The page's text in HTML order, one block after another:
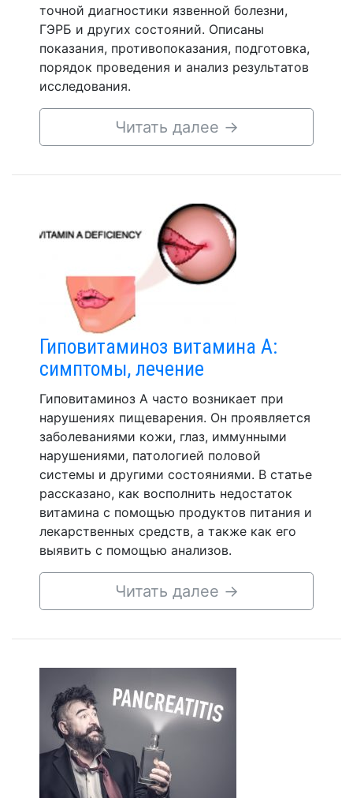
точной диагностики язвенной болезни,
ГЭРБ и других состояний. Описаны
показания, противопоказания, подготовка,
порядок проведения и анализ результатов
исследования.
Читать далее →
Гиповитаминоз витамина А:
симптомы, лечение
Гиповитаминоз А часто возникает при
нарушениях пищеварения. Он проявляется
заболеваниями кожи, глаз, иммунными
нарушениями, патологией половой
системы и другими состояниями. В статье
рассказано, как восполнить недостаток
витамина с помощью продуктов питания и
лекарственных средств, а также как его
выявить с помощью анализов.
Читать далее →